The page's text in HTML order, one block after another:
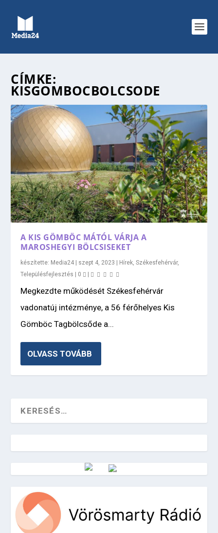
CÍMKE:
KISGOMBOCBOLCSODE
A KIS GÖMBÖC MÁTÓL VÁRJA A
MAROSHEGYI BÖLCSISEKET
készítette: Media24 | szept 4, 2023 | Hírek ,Székesfehérvár,
Településfejlesztés | 0 |
Megkezdte működését Székesfehérvár
vadonatúj intézménye, a 56 férőhelyes Kis
Gömböc Tagbölcsőde a...
OLVASS TOVÁBB
Vörösmarty Rádió